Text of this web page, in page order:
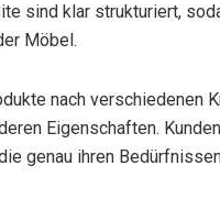
sind klar strukturiert,
Möbel.
nach verschiedenen
Eigenschaften.
genau ihren